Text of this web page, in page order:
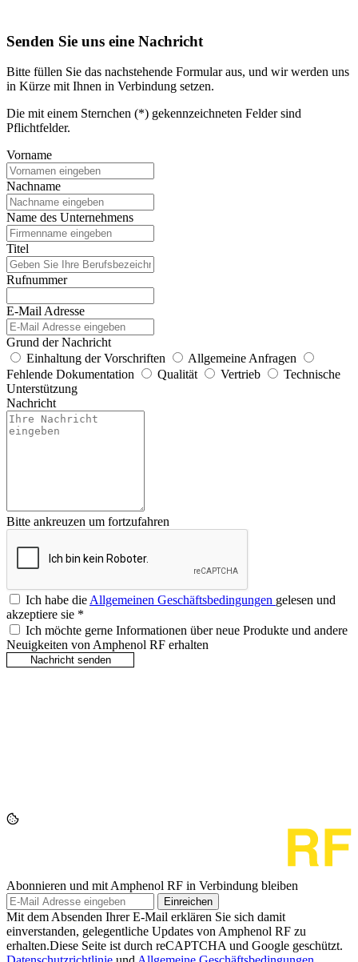
Senden Sie uns eine Nachricht
Bitte füllen Sie das nachstehende Formular aus, und wir werden uns
in Kürze mit Ihnen in Verbindung setzen.
Die mit einem Sternchen (*) gekennzeichneten Felder sind
Pflichtfelder.
Vorname
Nachname
Name des Unternehmens
Titel
Rufnummer
E-Mail Adresse
Grund der Nachricht
Einhaltung der Vorschriften
Allgemeine Anfragen
Fehlende Dokumentation
Qualität Vertrieb
Technische
Unterstützung
Nachricht
Bitte ankreuzen um fortzufahren
Ich habe dieAllgemeinen Geschäftsbedingungen gelesen und
akzeptiere sie *
Ich möchte gerne Informationen über neue Produkte und andere
Neuigkeiten von Amphenol RF erhalten
Abonnieren und mit Amphenol RF in Verbindung bleiben
Einreichen
Mit dem Absenden Ihrer E-Mail erklären Sie sich damit
einverstanden, gelegentliche Updates von Amphenol RF zu
erhalten.Diese Seite ist durch reCAPTCHA und Google geschützt.